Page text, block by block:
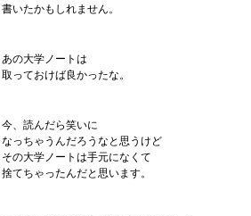
書いたかもしれません。
あの大学ノートは
取っておけば良かったな。
今、読んだら笑いに
なっちゃうんだろうなと思うけど
その大学ノートは手元になくて
捨てちゃったんだと思います。